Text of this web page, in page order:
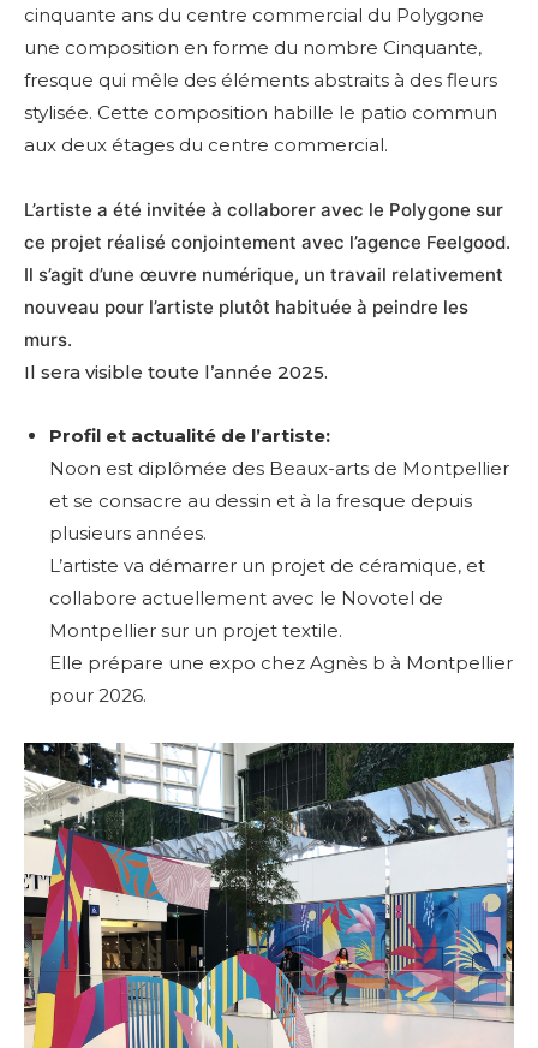
cinquante ans du centre commercial du Polygone
une composition en forme du nombre Cinquante,
fresque qui mêle des éléments abstraits à des fleurs
stylisée. Cette composition habille le patio commun
aux deux étages du centre commercial.
L’artiste a été invitée à collaborer avec le Polygone sur
ce projet réalisé conjointement avec l’agence Feelgood.
Il s’agit d’une œuvre numérique, un travail relativement
nouveau pour l’artiste plutôt habituée à peindre les
murs.
Il sera visible toute l’année 2025.
Profil et actualité de l’artiste:
Noon est diplômée des Beaux-arts de Montpellier
et se consacre au dessin et à la fresque depuis
plusieurs années.
L’artiste va démarrer un projet de céramique, et
collabore actuellement avec le Novotel de
Montpellier sur un projet textile.
Elle prépare une expo chez Agnès b à Montpellier
pour 2026.